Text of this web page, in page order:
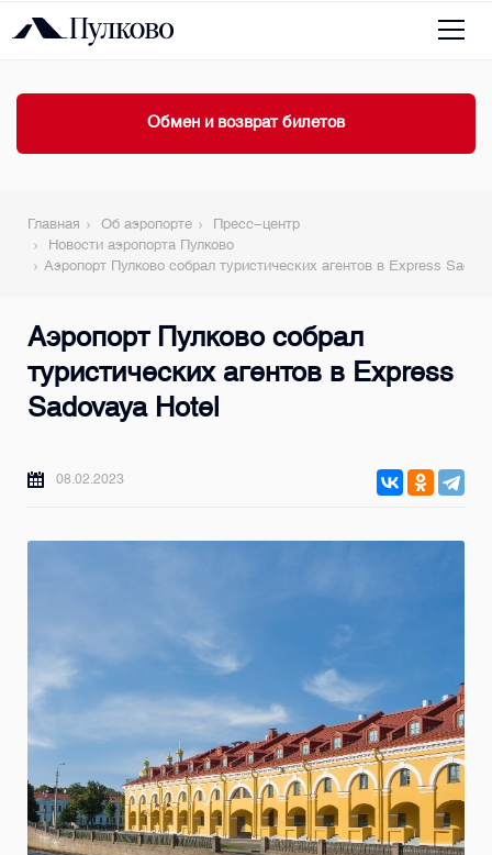
Обмен и возврат билетов
Главная Об аэропорте
Пресс-центр
Новости аэропорта Пулково
Аэропорт Пулково собрал туристических агентов в Express
Аэропорт Пулково собрал
туристических агентов в Express
Sadovaya Hotel
08.02.2023